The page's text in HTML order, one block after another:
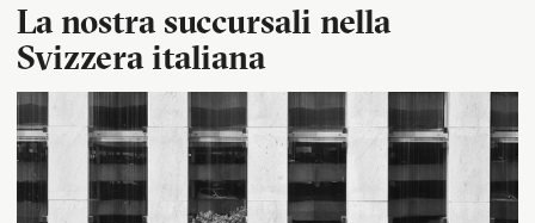
La nostra succursali nella
Svizzera italiana